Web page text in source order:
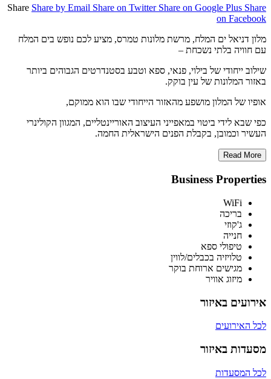
Share Share by Email Share on Twitter Share on Google Plus Share
on Facebook
מלון דניאל ים המלח, מרשת מלונות טמרס, מציע לכם נופש בים המלח
עם חוויה בלתי נשכחת –
שילוב ייחודי של בילוי, פנאי, ספא וטבע בסטנדרטים הגבוהים ביותר
באזור המלונות של עין בוקק.
אופיו של המלון מושפע מהאזור הייחודי שבו הוא ממוקם,
כפי שבא לידי ביטוי במאפייני העיצוב האוריינטליים, המגוון הקולינרי
העשיר וכמובן, בקבלת הפנים הישראלית החמה.
Read More
Business Properties
WiFi
בריכה
ג'קוזי
חנייה
טיפולי ספא
טלויזיה בכבלים/לווין
מגישים ארוחת בוקר
מיזוג אוויר
אירועים באיזור
לכל האירועים
מסעדות באיזור
לכל המסעדות